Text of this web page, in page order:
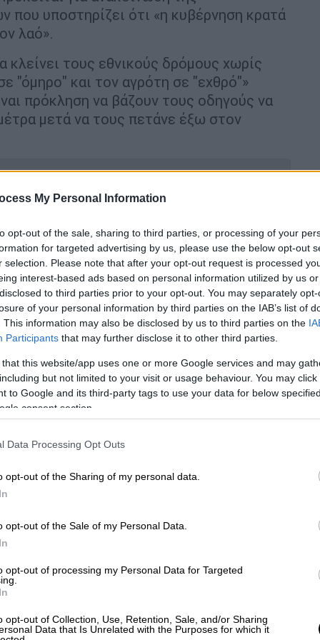
My Personal Information
opt-out of the sale, sharing to third parties, or processing of your
for targeted advertising by us, please use the below opt-out
selection. Please note that after your opt-out request is processed
interest-based ads based on personal information utilized by us
to third parties prior to your opt-out. You may separately
of your personal information by third parties on the IAB’s list of
This information may also be disclosed by us to third parties on the
Participants that may further disclose it to other third parties.
that this website/app uses one or more Google services and may
but not limited to your visit or usage behaviour. You may
to Google and its third-party tags to use your data for below
consent section.
Data Processing Opt Outs
opt-out of the Sharing of my personal data.
opt-out of the Sale of my Personal Data.
opt-out of processing my Personal Data for Targeted
opt-out of Collection, Use, Retention, Sale, and/or Sharing
Data that Is Unrelated with the Purposes for which it
που υποστηρίζει ότι «η κυβέρνηση κρατά
λαό».
τους εθνικούς δρόμους χωρίς
"όμηρο" και τον αγρότη σε "εχθρό"»
πρόκληση να βάζουν τους οδηγούς να
μετά να τους πετάνε έξω στον
κυβέρνηση - Γιατί αλλάζει ο
Υψηλής Γέφυρας Χαλκίδας
αγρότες για παράνομες
στοιχεία
εμπαιγμό» και προσθέτουν ότι η
αγώνα μας, πετώντας λάσπη σε όποιον
προς την κυβέρνηση:
σε όλο το δίκτυο. Δεν θα πληρώνει ο
η κυβέρνηση κλείνει με το έτσι θέλω.
έχουν μόνο τον κοινωνικό
όλα τα απαραίτητα μέτρα τις
ομαλά η κυκλοφορία του λαού μέσα από